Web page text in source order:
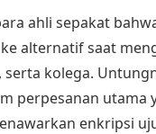
ahli sepakat
alternatif saat
kolega.
perpesanan utama
enkripsi